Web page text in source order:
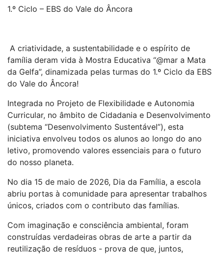
1.º Ciclo – EBS do Vale do Âncora
A criatividade, a sustentabilidade e o espírito de
família deram vida à Mostra Educativa “@mar a Mata
da Gelfa”, dinamizada pelas turmas do 1.º Ciclo da EBS
do Vale do Âncora!
Integrada no Projeto de Flexibilidade e Autonomia
Curricular, no âmbito de Cidadania e Desenvolvimento
(subtema “Desenvolvimento Sustentável”), esta
iniciativa envolveu todos os alunos ao longo do ano
letivo, promovendo valores essenciais para o futuro
do nosso planeta.
No dia 15 de maio de 2026, Dia da Família, a escola
abriu portas à comunidade para apresentar trabalhos
únicos, criados com o contributo das famílias.
Com imaginação e consciência ambiental, foram
construídas verdadeiras obras de arte a partir da
reutilização de resíduos - prova de que, juntos,